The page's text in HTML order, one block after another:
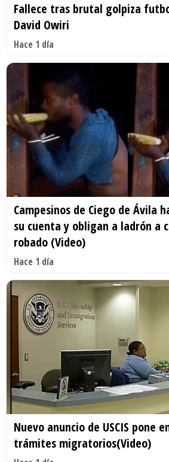
Fallece tras brutal golpiza
David Owiri
Hace 1 día
Campesinos de Ciego de Ávila
su cuenta y obligan a ladrón a
robado (Video)
Hace 1 día
Nuevo anuncio de USCIS pone
trámites migratorios(Video)